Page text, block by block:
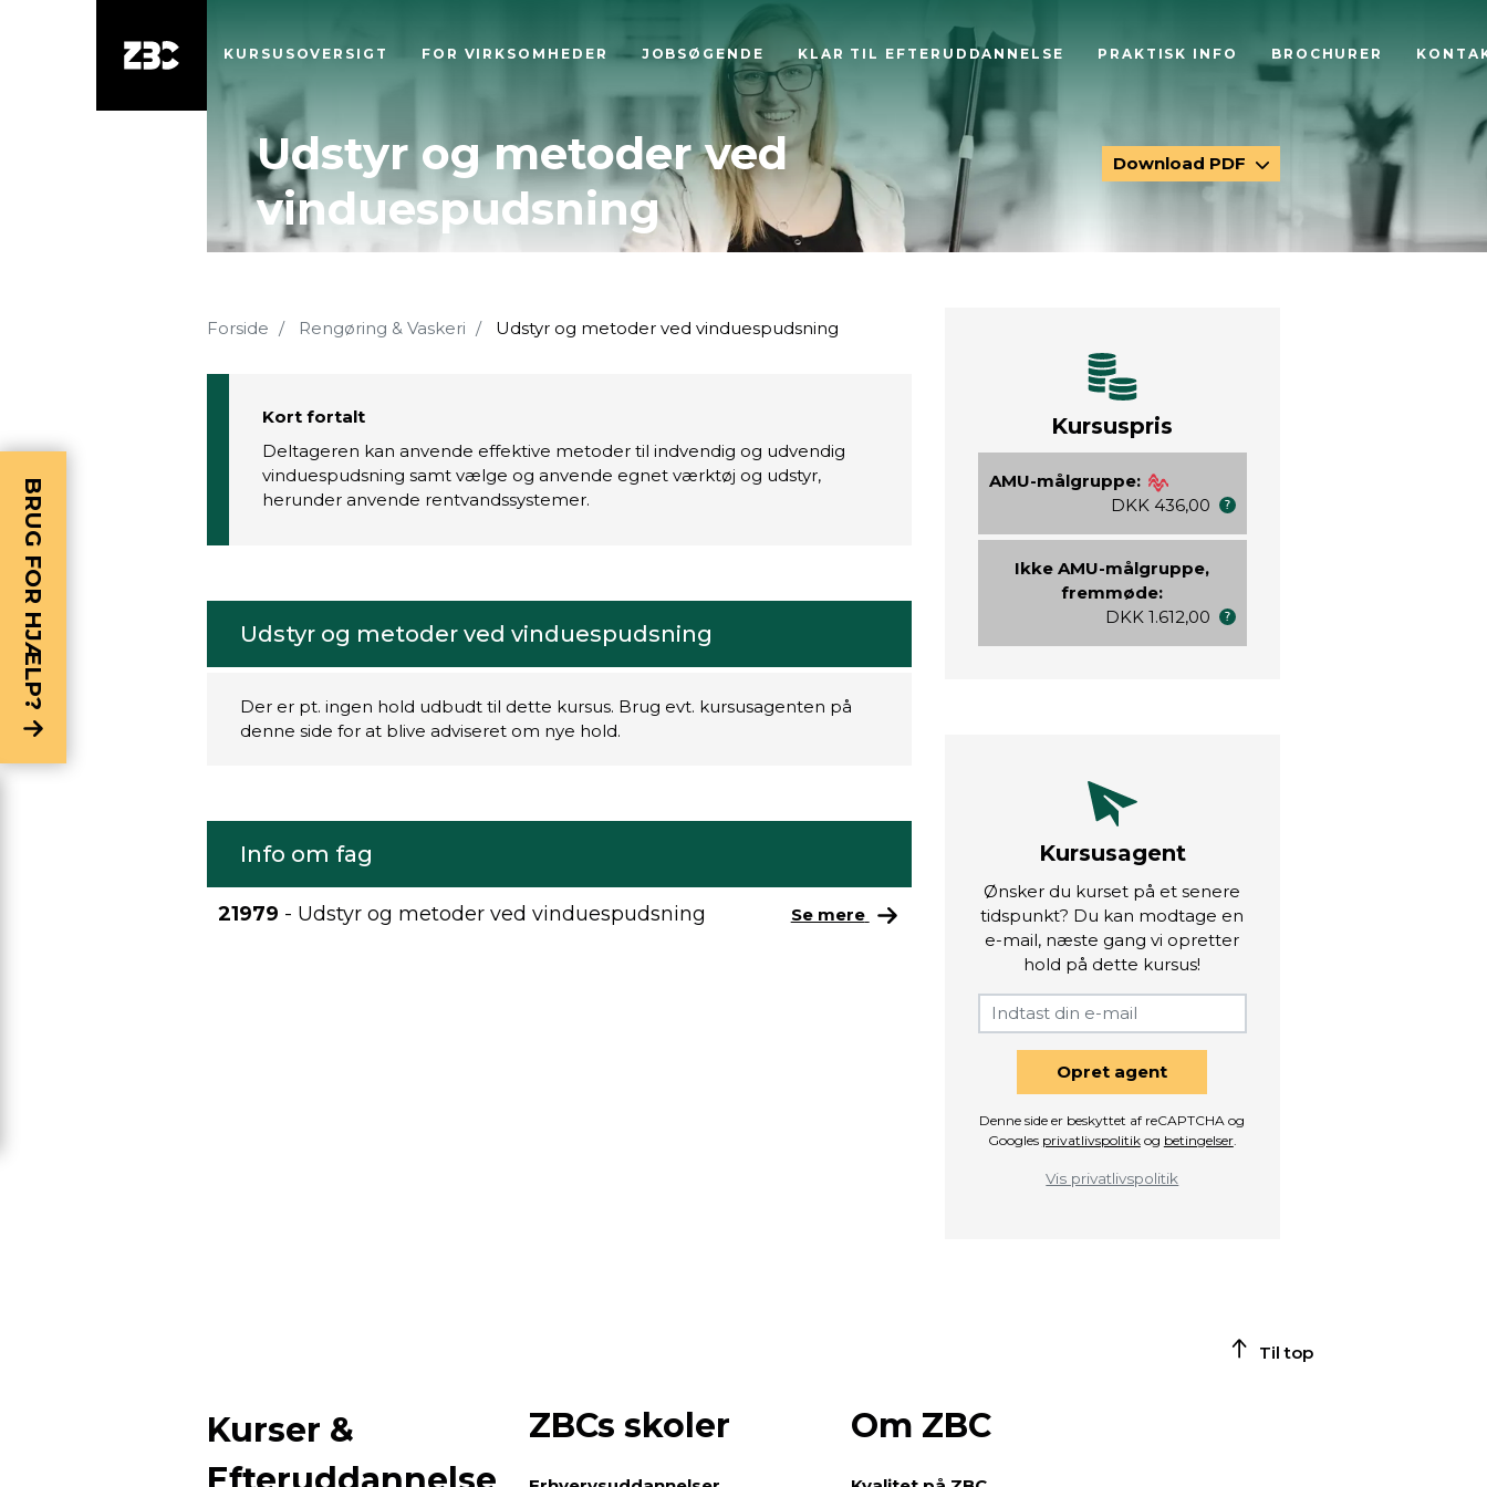
KURSUSOVERSIGT FOR VIRKSOMHEDER JOBSØGENDE KLAR TIL EFTERUDDANNELSE PRAKTISK INFO BROCHURER
Udstyr og metoder ved
vinduespudsning
Download PDF
Forside Rengøring & Vaskeri Udstyr og metoder ved vinduespudsning
Kort fortalt
Deltageren kan anvende effektive metoder til indvendig og udvendig
vinduespudsning samt vælge og anvende egnet værktøj og udstyr,
herunder anvende rentvandssystemer.
Udstyr og metoder ved vinduespudsning
Der er pt. ingen hold udbudt til dette kursus. Brug evt. kursusagenten på
denne side for at blive adviseret om nye hold.
Info om fag
21979 - Udstyr og metoder ved vinduespudsning Se mere
Kursuspris
AMU-målgruppe:
DKK 436,00
Ikke AMU-målgruppe,
fremmøde:
DKK 1.612,00
Kursusagent
Ønsker du kurset på et senere
tidspunkt? Du kan modtage en
e-mail, næste gang vi opretter
hold på dette kursus!
Opret agent
Denne side er beskyttet af reCAPTCHA og
Googles privatlivspolitikog betingelser.
Vis privatlivspolitik
BRUG FOR HJÆLP?
Til top
Kurser &
ZBCs skoler Om ZBC